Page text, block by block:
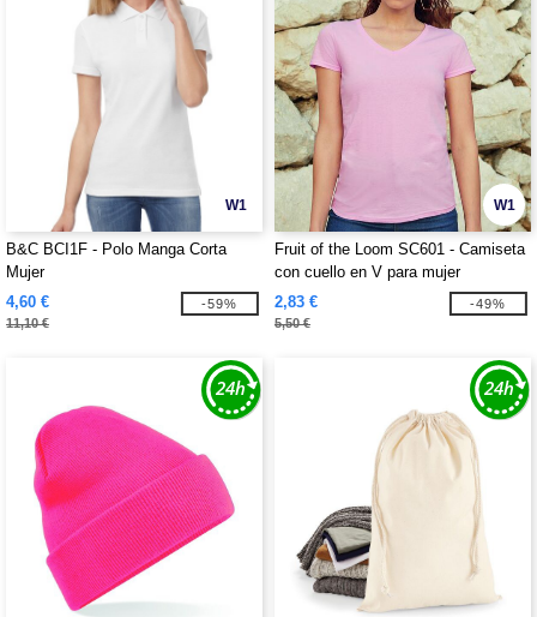
W1
B&C BCI1F - Polo Manga Corta
Mujer
4,60 €
11,10 €
-59%
W1
Fruit of the Loom SC601 - Camiseta
con cuello en V para mujer
2,83 €
5,50 €
-49%